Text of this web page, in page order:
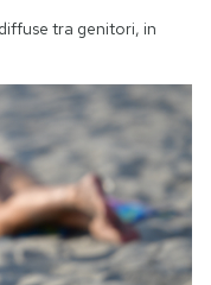
tra genitori, in